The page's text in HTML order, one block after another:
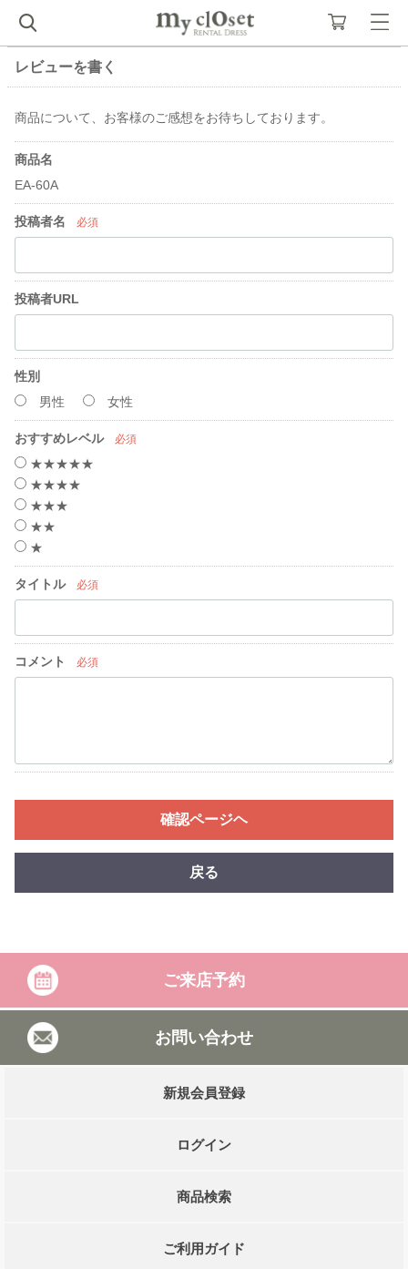
レビューを書く
商品について、お客様のご感想をお待ちしております。
商品名
EA-60A
投稿者名 必須
投稿者URL
性別
男性
女性
おすすめレベル 必須
★★★★★
★★★★
★★★
★★
★
タイトル 必須
コメント 必須
確認ページヘ
戻る
ご来店予約
お問い合わせ
新規会員登録
ログイン
商品検索
ご利用ガイド